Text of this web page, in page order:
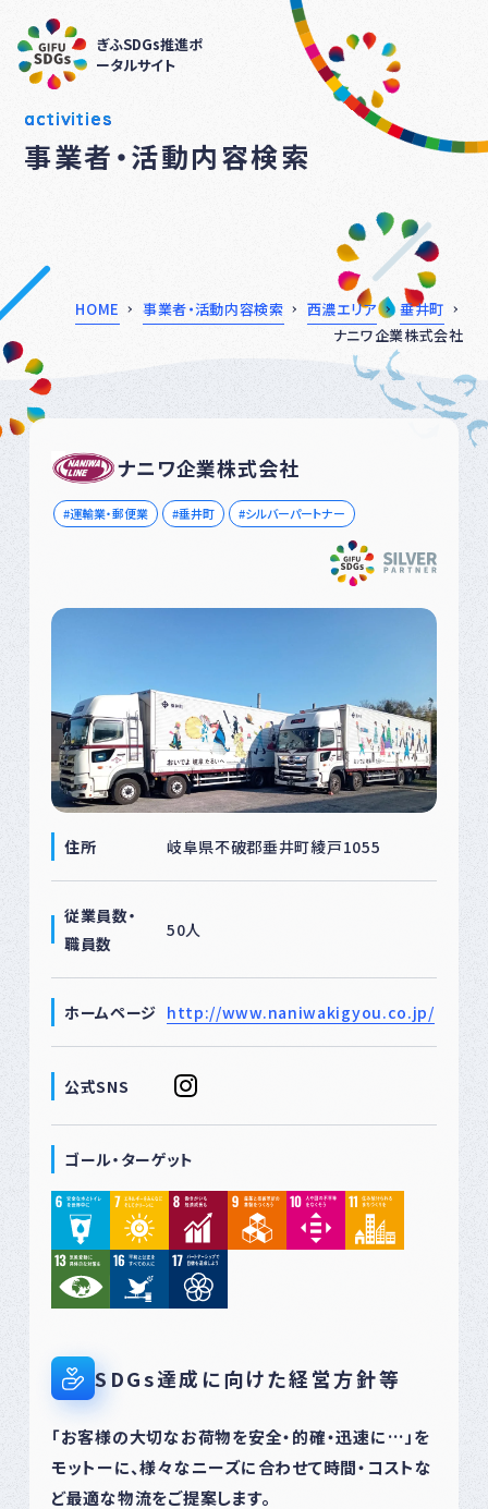
ぎふSDGs推進ポ
ータルサイト
activities
事業者・活動内容検索
HOME 事業者・活動内容検索 西濃エリア
垂井町
ナニワ企業株式会社
ナニワ企業株式会社
運輸業・郵便業 垂井町 シルバーパートナー
住所 岐阜県不破郡垂井町綾戸1055
従業員数・
職員数
50人
ホームページ http://www.naniwakigyou.co.jp/
公式SNS
ゴール・ターゲット
SDGs達成に向けた経営方針等
「お客様の大切なお荷物を安全・的確・迅速に…」を
モットーに、様々なニーズに合わせて時間・コストな
ど最適な物流をご提案します。